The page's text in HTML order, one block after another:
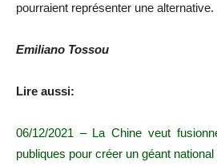
pourraient représenter une alternative.
Emiliano Tossou
Lire aussi:
06/12/2021 – La Chine veut
publiques pour créer un géant